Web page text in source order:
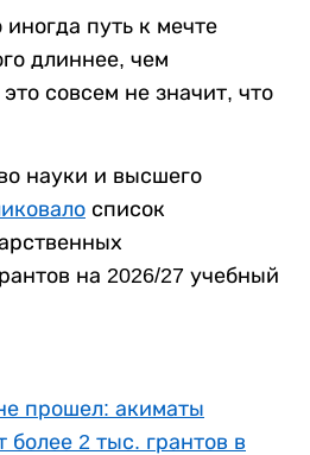
путь к мечте
длиннее, чем
совсем не значит, что
науки и высшего
список
на 2026/27 учебный
прошел: акиматы
2 тыс. грантов в